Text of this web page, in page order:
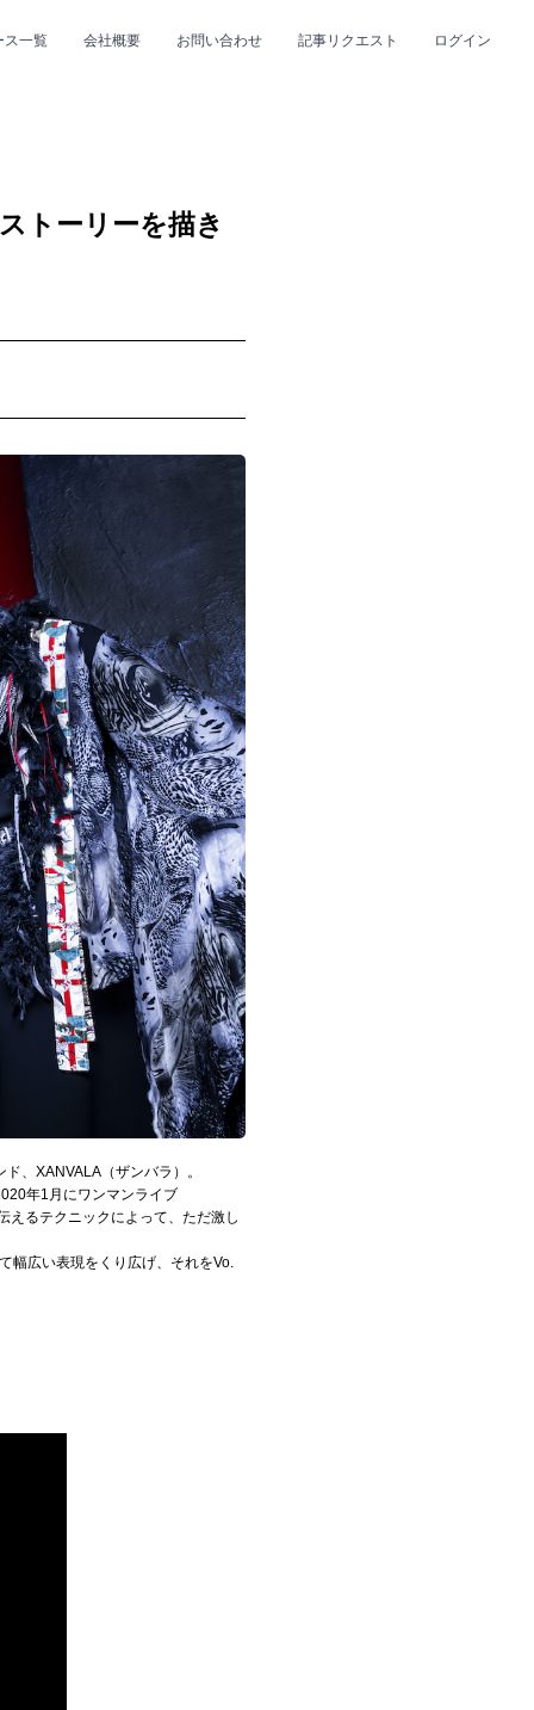
ス一覧 会社概要 お問い合わせ 記事リクエスト ログイン
トーリーを描き
、XANVALA（ザンバラ）。
年1月にワンマンライブ
えるテクニックによって、ただ激し
幅広い表現をくり広げ、それをVo.